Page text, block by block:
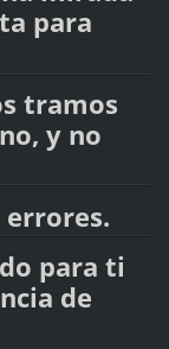
para
tramos
y no
para ti
de